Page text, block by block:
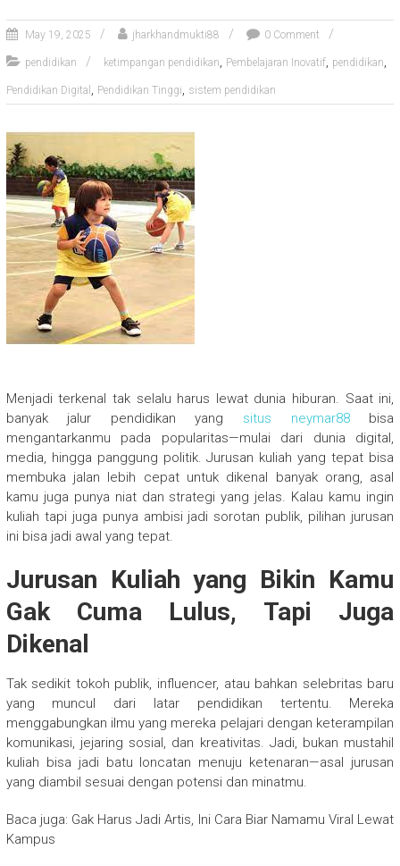
May 19, 2025 jharkhandmukti88 0 Comment
pendidikan ketimpangan pendidikan, Pembelajaran Inovatif, pendidikan,
Pendidikan Digital , Pendidikan Tinggi, sistem pendidikan
Menjadi terkenal tak selalu harus lewat dunia hiburan. Saat ini,
banyak jalur pendidikan yang situs neymar88bisa
mengantarkanmu pada popularitas—mulai dari dunia digital,
media, hingga panggung politik. Jurusan kuliah yang tepat bisa
membuka jalan lebih cepat untuk dikenal banyak orang, asal
kamu juga punya niat dan strategi yang jelas. Kalau kamu ingin
kuliah tapi juga punya ambisi jadi sorotan publik, pilihan jurusan
ini bisa jadi awal yang tepat.
Jurusan Kuliah yang Bikin Kamu
Gak Cuma Lulus, Tapi Juga
Dikenal
Tak sedikit tokoh publik, influencer, atau bahkan selebritas baru
yang muncul dari latar pendidikan tertentu. Mereka
menggabungkan ilmu yang mereka pelajari dengan keterampilan
komunikasi, jejaring sosial, dan kreativitas. Jadi, bukan mustahil
kuliah bisa jadi batu loncatan menuju ketenaran—asal jurusan
yang diambil sesuai dengan potensi dan minatmu.
Baca juga: Gak Harus Jadi Artis, Ini Cara Biar Namamu Viral Lewat
Kampus